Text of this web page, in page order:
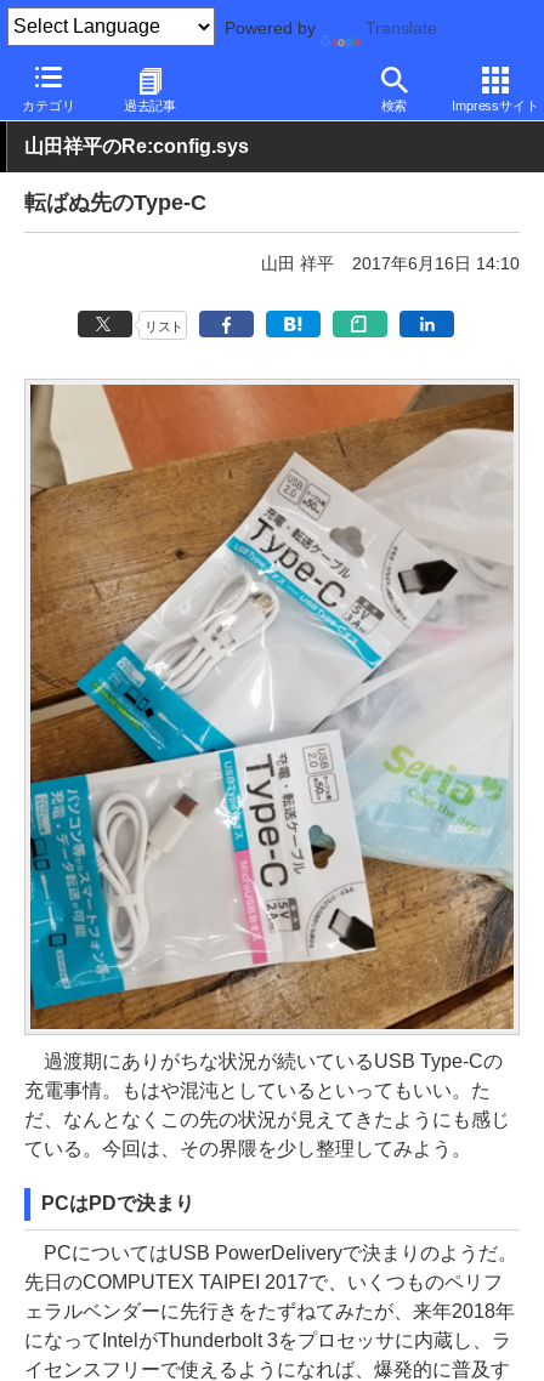
Powered by Translate
カテゴリ 過去記事 検索 Impressサイト
PC Watch パソコン/タブレット/スマートフォン スマートフォン
山田祥平のRe:config.sys
転ばぬ先のType-C
山田 祥平 2017年6月16日 14:10
リスト
過渡期にありがちな状況が続いているUSB Type-Cの
充電事情。もはや混沌としているといってもいい。た
だ、なんとなくこの先の状況が見えてきたようにも感じ
ている。今回は、その界隈を少し整理してみよう。
PCはPDで決まり
PCについてはUSB PowerDeliveryで決まりのようだ。
先日のCOMPUTEX TAIPEI 2017で、いくつものペリフ
ェラルベンダーに先行きをたずねてみたが、来年2018年
になってIntelがThunderbolt 3をプロセッサに内蔵し、ラ
イセンスフリーで使えるようになれば、爆発的に普及す